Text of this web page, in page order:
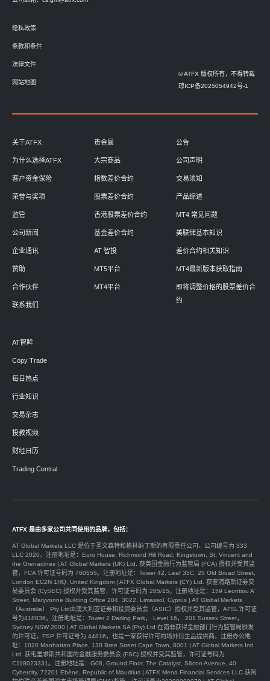
隐私政策
条款和条件
法律文件
网站地图
© ATFX 版权所有，不得转载
琼ICP备2025054942号-1
关于ATFX
为什么选择ATFX
客户资金保险
荣誉与奖项
监管
公司新闻
企业通讯
赞助
合作伙伴
联系我们
贵金属
大宗商品
指数差价合约
股票差价合约
香港股票差价合约
基金差价合约
AT 智投
MT5平台
MT4平台
公告
公司声明
交易须知
产品综述
MT4 常见问题
美联储基本知识
差价合约相关知识
MT4最新版本获取指南
即将调整价格的股票差价合
约
AT智眸
Copy Trade
每日热点
行业知识
交易杂志
投教视频
财经日历
Trading Central
ATFX 是由多家公司共同使用的品牌，包括：
AT Global Markets LLC 是位于圣文森特和格林纳丁斯的有限责任公司，公司编号为 333
LLC 2020。注册地址是：Euro House, Richmond Hill Road, Kingstown, St. Vincent and
the Grenadines | AT Global Markets (UK) Ltd. 获英国金融行为监管局 (FCA) 授权并受其监
管，FCA 许可证号码为 760555。注册地址是：Tower 42, Leaf 35C, 25 Old Broad Street,
London EC2N 1HQ, United Kingdom | ATFX Global Markets (CY) Ltd. 获塞浦路斯证券交
易委员会 (CySEC) 授权并受其监管，许可证号码为 285/15。注册地址是：159 Leontiou A’
Street, Maryvonne Building Office 204, 3022, Limassol, Cyprus | AT Global Markets
（Australia） Pty Ltd由澳大利亚证券和投资委员会（ASIC）授权并受其监管，AFSL许可证
号为418036。注册地址是：Tower 2 Darling Park， Level 16， 201 Sussex Street，
Sydney NSW 2000 | AT Global Markets SA (Pty) Ltd 在南非获得金融部门行为监管局颁发
的许可证，FSP 许可证号为 44816，也是一家获得许可的场外衍生品提供商。注册办公地
址：1020 Manhattan Place, 130 Bree Street Cape Town, 8001 | AT Global Markets Intl.
Ltd. 获毛里求斯共和国的金融服务委员会 (FSC) 授权并受其监管，许可证号码为
C118023331。注册地址是：G08, Ground Floor, The Catalyst, Silicon Avenue, 40
Cybercity, 72201 Ebène, Republic of Mauritius | ATFX Mena Financial Services LLC 获阿